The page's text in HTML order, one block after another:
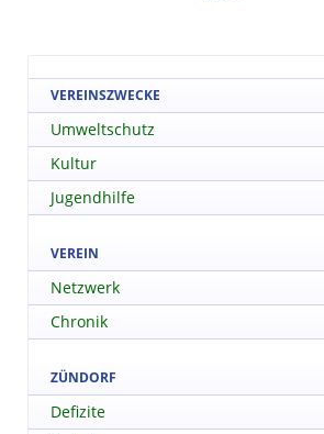
VEREINSZWECKE
Umweltschutz
Kultur
Jugendhilfe
VEREIN
Netzwerk
Chronik
ZÜNDORF
Defizite